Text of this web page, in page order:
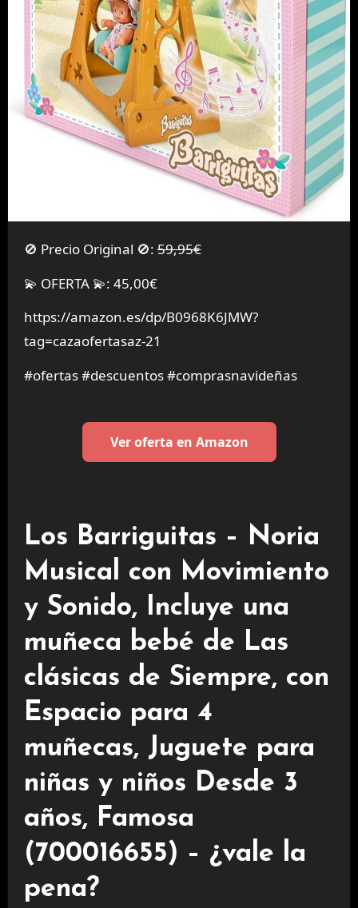
🚫 Precio Original 🚫:59,95€
💫 OFERTA 💫: 45,00€
https://amazon.es/dp/B0968K6JMW?
tag=cazaofertasaz-21
#ofertas #descuentos #comprasnavideñas
Ver oferta en Amazon
Los Barriguitas – Noria
Musical con Movimiento
y Sonido, Incluye una
muñeca bebé de Las
clásicas de Siempre, con
Espacio para 4
muñecas, Juguete para
niñas y niños Desde 3
años, Famosa
(700016655) – ¿vale la
pena?